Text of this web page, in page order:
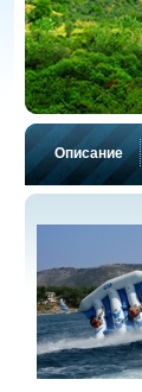
Описание